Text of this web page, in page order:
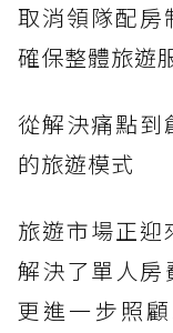
取消領隊配房
確保整體旅遊
從解決痛點到
的旅遊模式
旅遊市場正迎
解決了單人房
更進一步照